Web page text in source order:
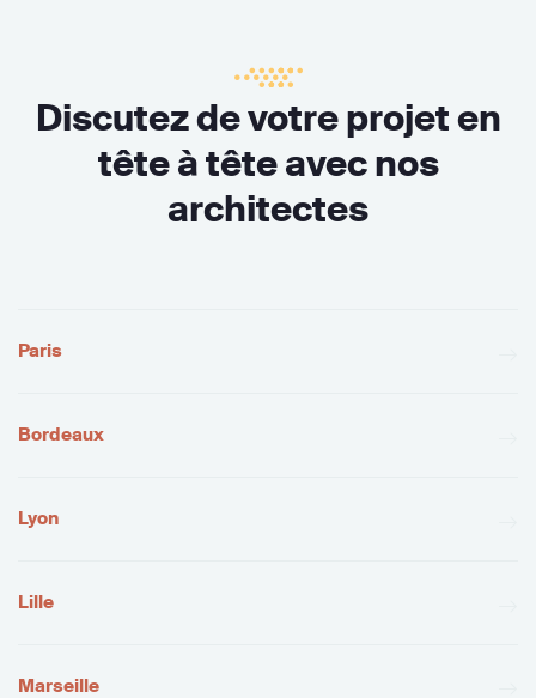
Discutez de votre projet en
tête à tête avec nos
architectes
Paris
Bordeaux
Lyon
Lille
Marseille